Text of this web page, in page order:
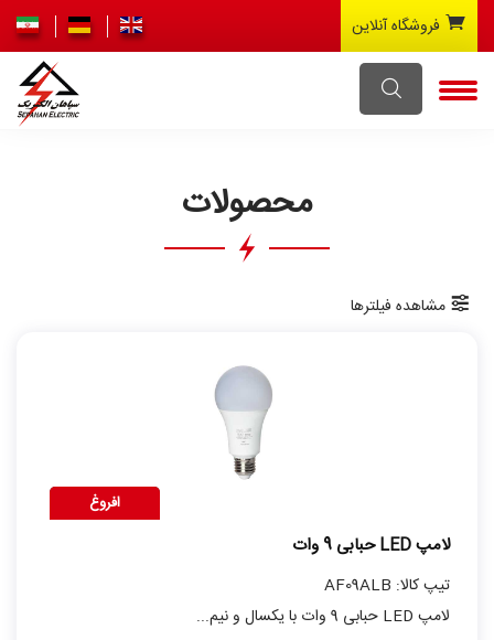
فروشگاه آنلاین
محصولات
مشاهده فیلترها
افروغ
لامپ LED حبابی 9 وات
تیپ کالا: AF09ALB
لامپ LED حبابی 9 وات با یکسال و نیم...